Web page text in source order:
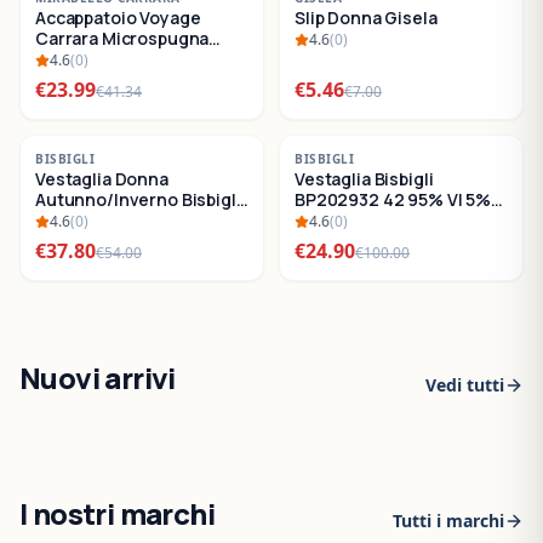
SALDI
Accappatoio Voyage
Carrara Microspugna
Cotone
4.6(0)
€23.99€41.34
SALDI
Slip Donna Gisela
4.6(0)
€5.46€7.00
-30 %
SALDI
BISBIGLI
Vestaglia Donna
Autunno/Inverno Bisbigli
BO288632
4.6(0)
€37.80€54.00
-75 %
SALDI
BISBIGLI
Vestaglia Bisbigli
BP202932 42 95% VI 5%
EA4.6(0)
€24.90€100.00
Nuovi arrivi Vedi tutti
I nostri marchi Tutti i marchi